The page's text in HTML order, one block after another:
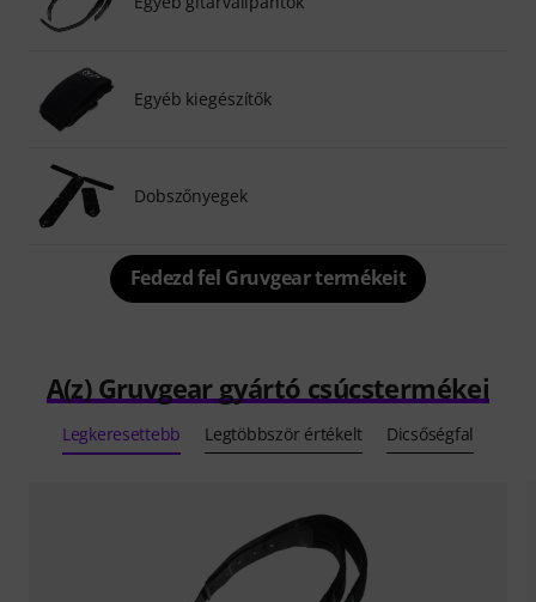
Egyéb kiegészítők
Dobszőnyegek
Fedezd fel Gruvgear termékeit
A(z) Gruvgear gyártó csúcstermékei
Legkeresettebb Legtöbbször értékelt Dicsőségfal